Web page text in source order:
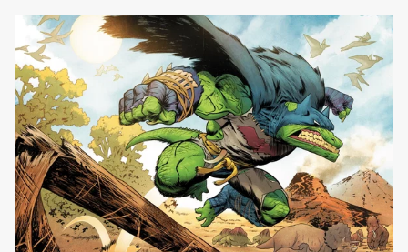
speciale Nubia: Coronation Special # 1. Secondo
Newsarama infatti alla conclusione della saga che vede
anche la [']